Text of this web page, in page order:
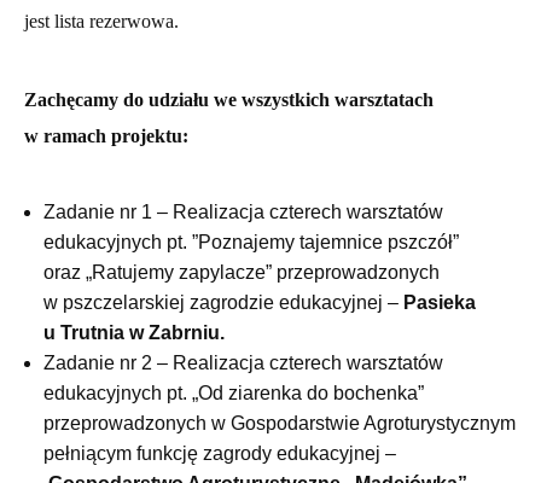
jest lista rezerwowa.
Zachęcamy do udziału we wszystkich warsztatach
w ramach projektu:
Zadanie nr 1 – Realizacja czterech warsztatów
edukacyjnych pt. ”Poznajemy tajemnice pszczół”
oraz „Ratujemy zapylacze” przeprowadzonych
w pszczelarskiej zagrodzie edukacyjnej – Pasieka
u Trutnia w Zabrniu.
Zadanie nr 2 – Realizacja czterech warsztatów
edukacyjnych pt. „Od ziarenka do bochenka”
przeprowadzonych w Gospodarstwie Agroturystycznym
pełniącym funkcję zagrody edukacyjnej –